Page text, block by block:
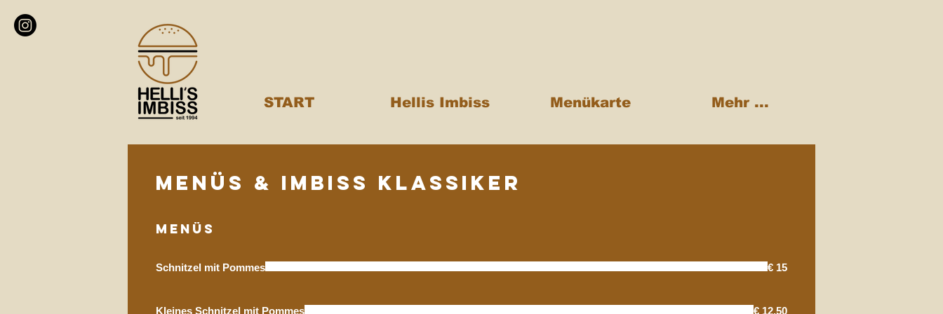
START Hellis Imbiss Menükarte Mehr ...
Menüs & Imbiss Klassiker
Menüs
Schnitzel mit Pommes € 15
Kleines Schnitzel mit Pommes € 12,50